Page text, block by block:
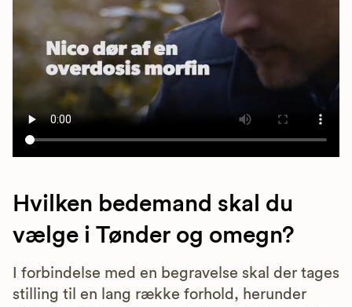
Hvilken bedemand skal du
vælge i Tønder og omegn?
I forbindelse med en begravelse skal der tages
stilling til en lang række forhold, herunder